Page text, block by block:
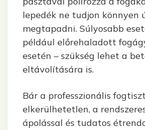
lepedék ne tudjon könnyen
megtapadni. Súlyosabb
például előrehaladott
esetén – szükség lehet a
eltávolítására is.
Bár a professzionális
elkerülhetetlen, a
ápolással és tudatos